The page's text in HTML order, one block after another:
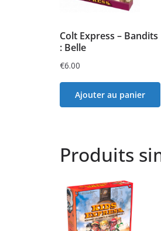
Colt Express – Bandits
: Belle
€6.00
Ajouter au panier
Produits